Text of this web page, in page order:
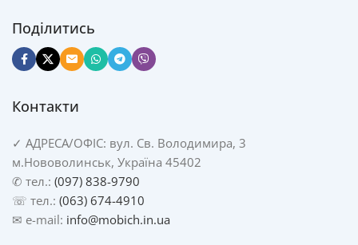
Поділитись
Контакти
✓ АДРЕСА/ОФІС: вул. Св. Володимира, 3
м.Нововолинськ, Україна 45402
✆ тел.: (097) 838-9790
☏ тел.: (063) 674-4910
✉ e-mail: info@mobich.in.ua